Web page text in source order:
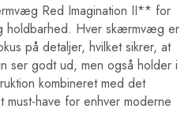
Plakater
Plakater
Plakater
Plakater
Red Imagination II** for
holdbarhed. Hver skærmvæg er
på detaljer, hvilket sikrer, at
ser godt ud, men også holder i
kombineret med det
have for enhver moderne